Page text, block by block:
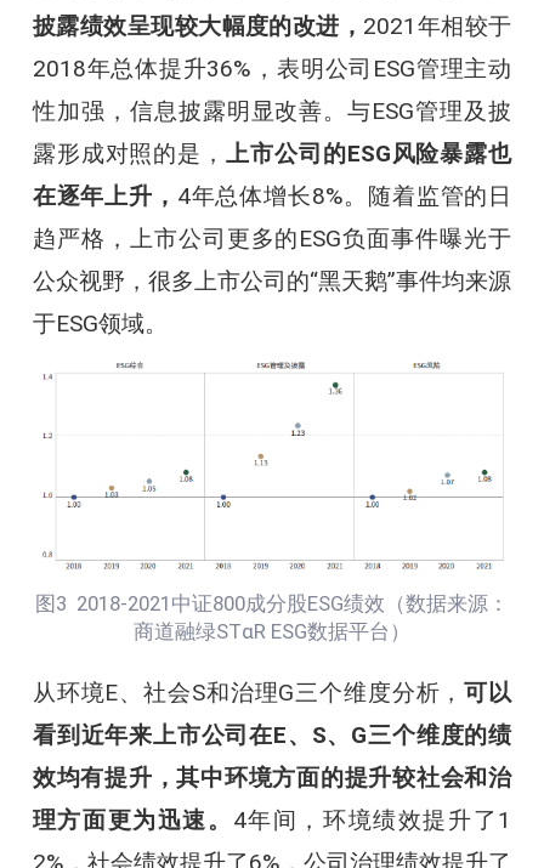
披露绩效呈现较大幅度的改进， 2021年相较于
2018年总体提升36%，表明公司ESG管理主动
性加强，信息披露明显改善。与ESG管理及披
露形成对照的是，上市公司的ESG风险暴露也
在逐年上升， 4年总体增长8%。随着监管的日
趋严格，上市公司更多的ESG负面事件曝光于
公众视野，很多上市公司的“黑天鹅”事件均来源
于ESG领域。
图3 2018-2021中证800成分股ESG绩效（数据来源：
商道融绿STαR ESG数据平台）
从环境E、社会S和治理G三个维度分析，可以
看到近年来上市公司在E、S、G三个维度的绩
效均有提升，其中环境方面的提升较社会和治
理方面更为迅速。 4年间，环境绩效提升了1
2%，社会绩效提升了6%，公司治理绩效提升了